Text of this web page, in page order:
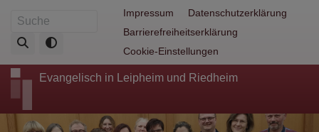
zum
Inhalt
Suche Fußbereichsmenü
Impressum
Datenschutzerklärung
Barrierefreiheitserklärung
Cookie-Einstellungen
Evangelisch in Leipheim und Riedheim